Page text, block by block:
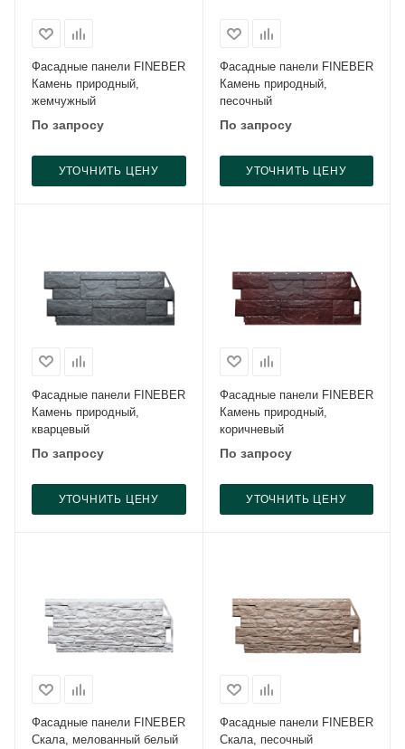
Фасадные панели FINEBER
Камень природный,
жемчужный
По запросу
УТОЧНИТЬ ЦЕНУ
Фасадные панели FINEBER
Камень природный,
песочный
По запросу
УТОЧНИТЬ ЦЕНУ
Фасадные панели FINEBER
Камень природный,
кварцевый
По запросу
УТОЧНИТЬ ЦЕНУ
Фасадные панели FINEBER
Камень природный,
коричневый
По запросу
УТОЧНИТЬ ЦЕНУ
Фасадные панели FINEBER
Скала, мелованный белый
Фасадные панели FINEBER
Скала, песочный